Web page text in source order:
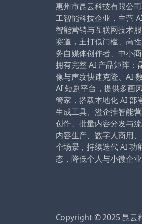
惠州市昆云科技有限公
工智能科技企业，主营
智能营销与互联网技术
赛道，主打低门槛、高
务自媒体创作者、中小
拥有完整 AI 产品矩阵：
像与声纹快速克隆、AI
AI 短剧平台，提供多画
管家，搭载本地化 AI 部
生成工具、溢企推智能
创作、批量内容分发与
内容生产、数字人商用
个场景，持续迭代 AI 功
态，降低个人与小微企业
Copyright © 2025 昆云